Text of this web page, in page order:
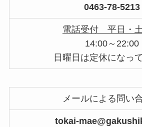
0463-78-5213
電話受付 平日・
14:00～22:00
日曜日は定休になっ
メールによる問い
tokai-